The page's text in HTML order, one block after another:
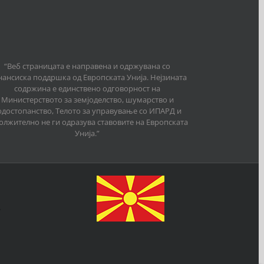
“Веб страницата е направена и одржувана со
поддршка од Европската Унија. Нејзината
содржина е единствено одговорност на
Министерството за земјоделство, шумарство и
Телото за управување со ИПАРД и
не ги одразува ставовите на Европската
Унија.”